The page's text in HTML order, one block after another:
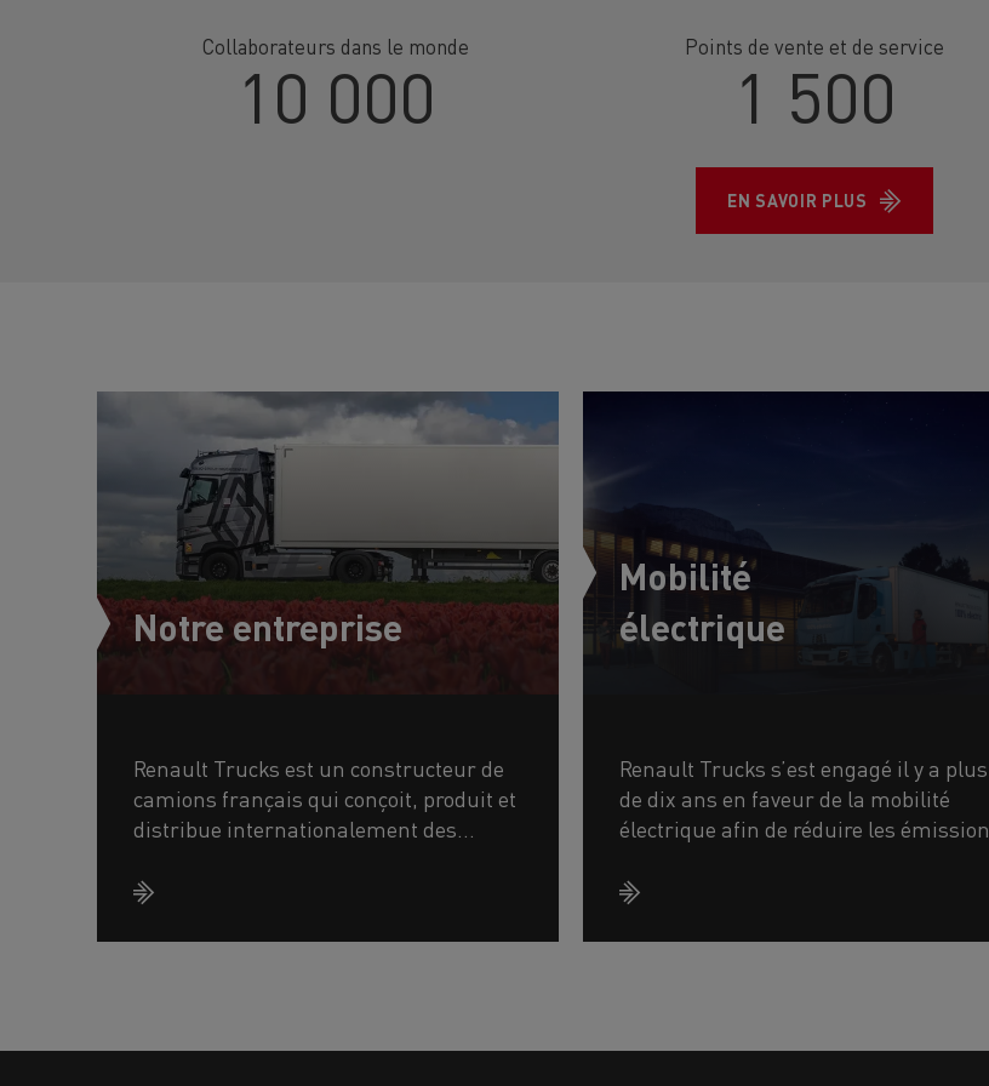
Collaborateurs dans le monde
10 000
Points de vente et de service
1 500
EN SAVOIR PLUS
Notre entreprise
Renault Trucks est un constructeur de
camions français qui conçoit, produit et
distribue internationalement des
besoins des acteurs de la mobili
Mobilité
électrique
Renault Trucks s’est engagé il y a plus
de dix ans en faveur de la mobilité
électrique afin de réduire les émissions
décarbonation du transport routi